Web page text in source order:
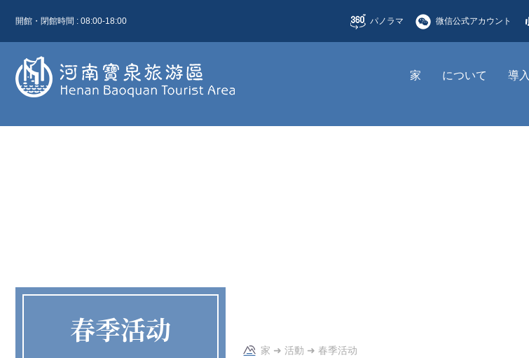
開館・閉館時間 : 08:00-18:00 パノラマ 微信公式アカウント
家 について 導入
春季活动
家 ➜ 活動 ➜ 春季活动